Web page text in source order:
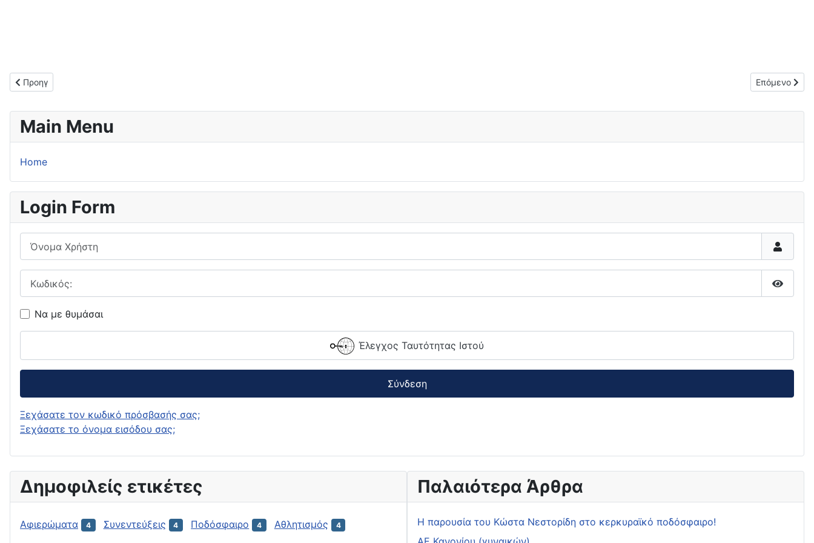
Προηγούμενο άρθρο: Ετοιμάζεται το γήπεδο του Αλμυρού!
Προηγ Επόμενο
Επόμενο
Main Menu
Home
Login Form
Να με θυμάσαι
Έλεγχος Ταυτότητας Ιστού
Σύνδεση
Ξεχάσατε τον κωδικό πρόσβασής σας;
Ξεχάσατε το όνομα εισόδου σας;
Δημοφιλείς ετικέτες
Αφιερώματα 4 Συνεντεύξεις 4 Ποδόσφαιρο 4 Αθλητισμός 4
Παλαιότερα Άρθρα
H παρουσία του Κώστα Νεστορίδη στο κερκυραϊκό ποδόσφαιρο!